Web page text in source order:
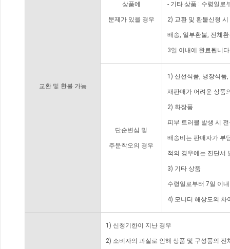
교환 및 환불 가능
상품에
문제가 있을 경우
- 기타 상품 : 수령일로
2) 교환 및 환불신청
배송, 일부환불, 전체
3일 이내에 완료됩니
단순변심 및
주문착오의 경우
1) 신선식품, 냉장식품
재판매가 어려운 상품
2) 화장품
피부 트러블 발생 시
배송비는 판매자가 부
적의 경우에는 진단서
3) 기타 상품
수령일로부터 7일 이
4) 모니터 해상도의 차
1) 신청기한이 지난 경우
2) 소비자의 과실로 인해 상품 및 구성품의